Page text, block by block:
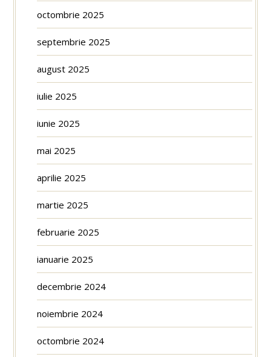
octombrie 2025
septembrie 2025
august 2025
iulie 2025
iunie 2025
mai 2025
aprilie 2025
martie 2025
februarie 2025
ianuarie 2025
decembrie 2024
noiembrie 2024
octombrie 2024